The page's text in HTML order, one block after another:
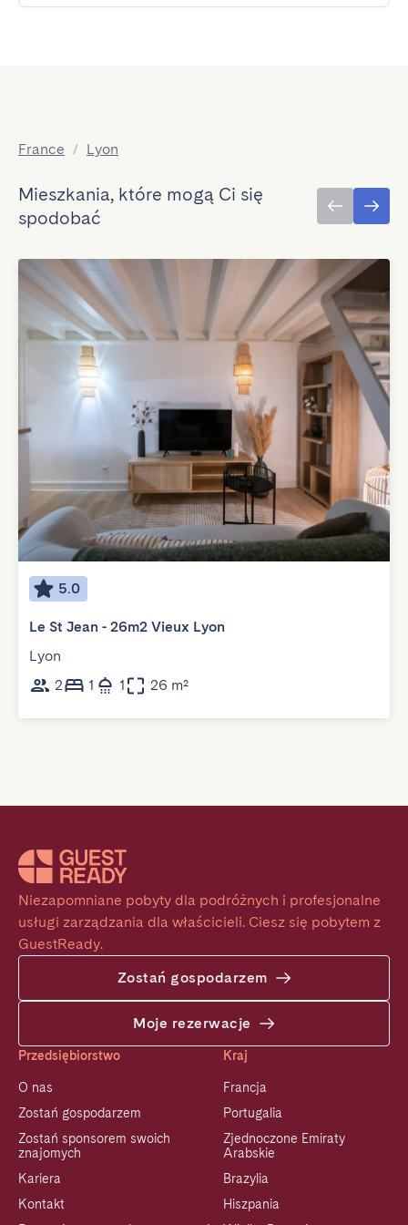
France / Lyon
Mieszkania, które mogą Ci się
spodobać
5.0
Le St Jean - 26m2 Vieux Lyon
Lyon
2
1 1 26 m²
Niezapomniane pobyty dla podróżnych i profesjonalne
usługi zarządzania dla właścicieli. Ciesz się pobytem z
GuestReady.
Zostań gospodarzem
Moje rezerwacje
Przedsiębiorstwo
O nas
Zostań gospodarzem
Zostań sponsorem swoich
znajomych
Kariera
Kontakt
Kraj
Francja
Portugalia
Zjednoczone Emiraty
Arabskie
Brazylia
Hiszpania